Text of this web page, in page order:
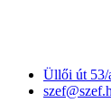
Üllői út 53/